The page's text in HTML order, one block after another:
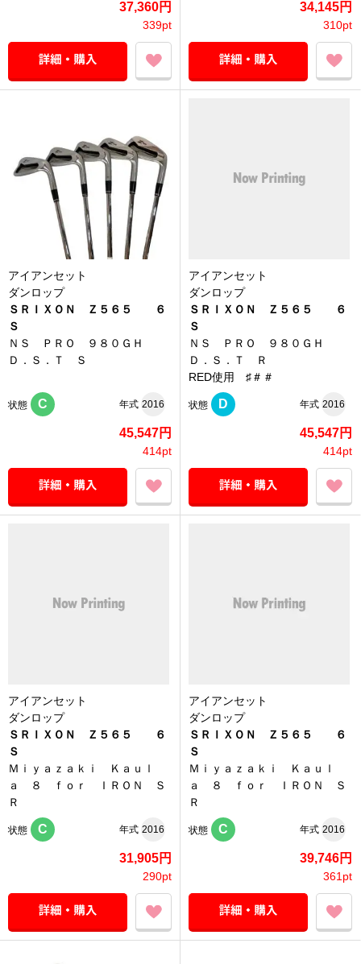
37,360円
339pt
34,145円
310pt
アイアンセット
ダンロップ
ＳＲＩＸＯＮ Ｚ５６５ ６
Ｓ
ＮＳ ＰＲＯ ９８０ＧＨ
Ｄ．Ｓ．Ｔ Ｓ
状態 C 年式 2016
45,547円
414pt
アイアンセット
ダンロップ
ＳＲＩＸＯＮ Ｚ５６５ ６
Ｓ
ＮＳ ＰＲＯ ９８０ＧＨ
Ｄ．Ｓ．Ｔ Ｒ
RED使用 ♯＃＃
状態 D 年式 2016
45,547円
414pt
アイアンセット
ダンロップ
ＳＲＩＸＯＮ Ｚ５６５ ６
Ｓ
Ｍｉｙａｚａｋｉ Ｋａｕｌ
ａ ８ ｆｏｒ ＩＲＯＮ Ｓ
Ｒ
状態 C 年式 2016
31,905円
290pt
アイアンセット
ダンロップ
ＳＲＩＸＯＮ Ｚ５６５ ６
Ｓ
Ｍｉｙａｚａｋｉ Ｋａｕｌ
ａ ８ ｆｏｒ ＩＲＯＮ Ｓ
Ｒ
状態 C 年式 2016
39,746円
361pt